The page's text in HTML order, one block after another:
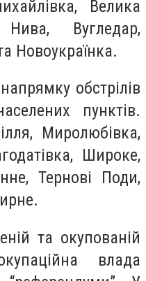
Велика
Вугледар,
Новоукраїнка.
обстрілів
пунктів.
Миролюбівка,
Широке,
Тернові Поди,
та окупованій
влада